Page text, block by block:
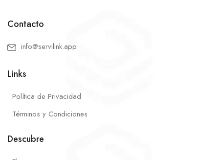
Contacto
info@servilink.app
Links
Política de Privacidad
Términos y Condiciones
Descubre